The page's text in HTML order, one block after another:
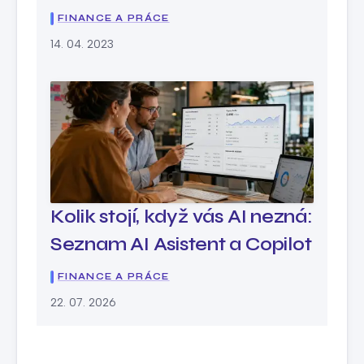
FINANCE A PRÁCE
14. 04. 2023
Kolik stojí, když vás AI nezná:
Seznam AI Asistent a Copilot
FINANCE A PRÁCE
22. 07. 2026